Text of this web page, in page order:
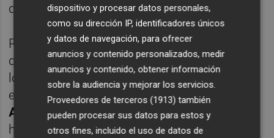
de la fábrica.
Pero sus promesas de momento se han
quedado en nada y ya son casi cinco meses
los que han transcurrido desde su entrada
en Marie Claire. El portavoz de Fica-UGT,
Antonio Durán, advirtió el lunes que ya le
había transmitido al gerente que "sus
dispositivo y procesar datos personales,
como su dirección IP, identificadores únicos
y datos de navegación, para ofrecer
anuncios y contenido personalizados, medir
anuncios y contenido, obtener información
sobre la audiencia y mejorar los servicios.
Proveedores de terceros (1913) también
pueden procesar sus datos para estos y
otros fines, incluido el uso de datos de